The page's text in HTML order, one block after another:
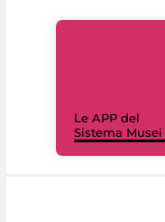
Le APP del
Sistema Musei